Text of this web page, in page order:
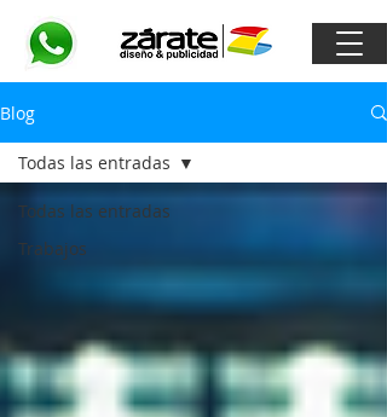
Blog
Todas las entradas
Trabajos
Todas las entradas